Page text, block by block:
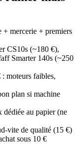
mercerie + premiers
CS10s (~180 €),
Smarter 140s (~250
moteurs faibles,
plan si machine
dédiée au papier (ne
vite de qualité (15 €)
sous 10 €